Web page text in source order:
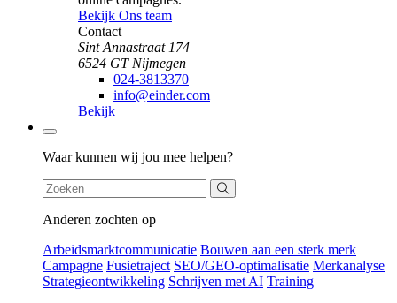
Bekijk Ons team
Contact
Sint Annastraat 174
6524 GT Nijmegen
024-3813370
info@einder.com
Bekijk
Zoeken
Waar kunnen wij jou mee helpen?
Anderen zochten op
Arbeidsmarktcommunicatie Bouwen aan een sterk merk
Campagne Fusietraject SEO/GEO-optimalisatie Merkanalyse
Strategieontwikkeling Schrijven met AI Training